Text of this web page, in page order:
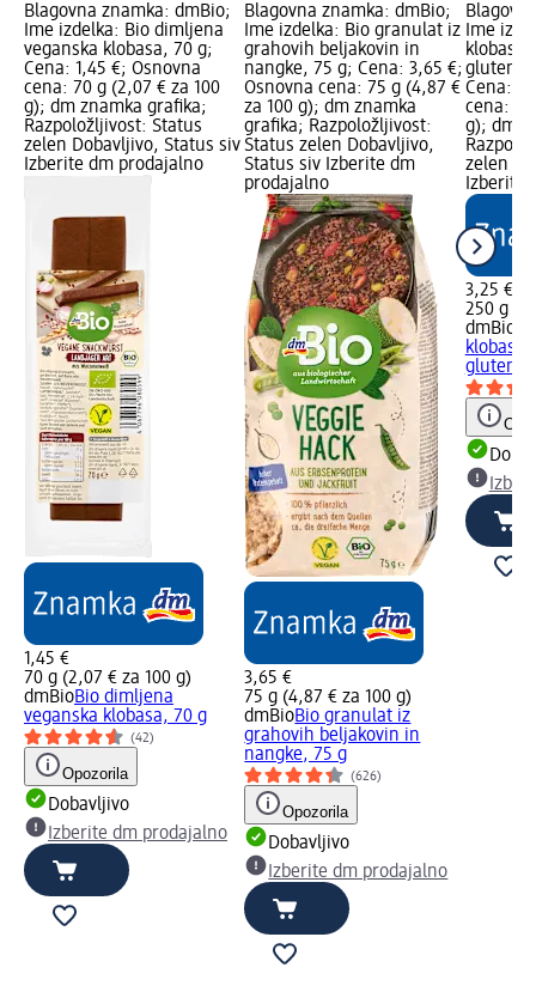
Blagovna znamka: dmBio;
Ime izdelka: Bio dimljena
veganska klobasa, 70 g;
Cena: 1,45 €; Osnovna
cena: 70 g (2,07 € za 100
g); dm znamka grafika;
Razpoložljivost: Status
zelen Dobavljivo, Status siv
Izberite dm prodajalno
1,45 €
70 g (2,07 € za 100 g)
dmBioBio dimljena
veganska klobasa, 70 g
(42)
Opozorila
Dobavljivo
Izberite dm prodajalno
Blagovna znamka: dmBio;
Ime izdelka: Bio granulat iz
grahovih beljakovin in
nangke, 75 g; Cena: 3,65 €;
Osnovna cena: 75 g (4,87 €
za 100 g); dm znamka
grafika; Razpoložljivost:
Status zelen Dobavljivo,
Status siv Izberite dm
prodajalno
3,65 €
75 g (4,87 € za 100 g)
dmBioBio granulat iz
grahovih beljakovin in
nangke, 75 g
(626)
Opozorila
Dobavljivo
Izberite dm prodajalno
Ime
glutena
Cena:
cena:
g); dm
zelen
Izberite
3,25 €
250 g
dmBio
glutena